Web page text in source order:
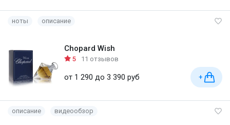
ноты описание
Chopard Wish
5 11 отзывов
от 1 290 до 3 390 руб +
описание видеообзор